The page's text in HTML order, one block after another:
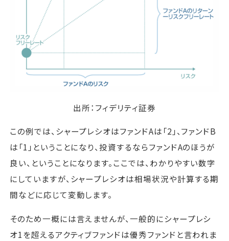
出所：フィデリティ証券
この例では、シャープレシオはファンドAは「2」、ファンドB
は「1」ということになり、投資するならファンドAのほうが
良い、ということになります。ここでは、わかりやすい数字
にしていますが、シャープレシオは相場状況や計算する期
間などに応じて変動します。
そのため一概には言えませんが、一般的にシャープレシ
オ1を超えるアクティブファンドは優秀ファンドと言われま